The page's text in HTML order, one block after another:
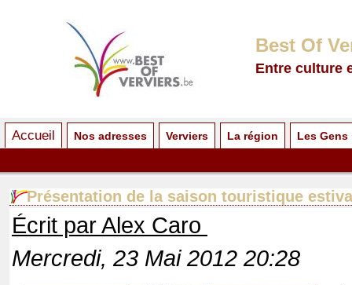
Best Of
Entre culture
Accueil Nos adresses Verviers La région Les Gens
Présentation de la saison touristique
Écrit par Alex Caro
Mercredi, 23 Mai 2012 20:28